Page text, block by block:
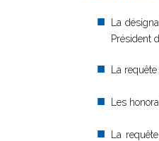
La
Président
La
Les
La